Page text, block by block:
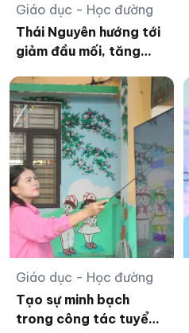
Giáo dục - Học đường
Thái Nguyên hướng tới
giảm đầu mối, tăng
Giáo dục - Học đường
Tạo sự minh bạch
trong công tác tuyển